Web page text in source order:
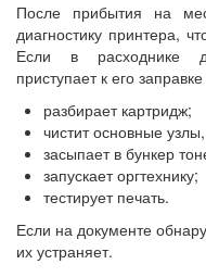
После прибытия на
диагностику принтера,
Если в расходнике
приступает к его
разбирает картридж;
чистит основные
засыпает в бункер
запускает оргтехнику;
тестирует печать.
Если на документе
их устраняет.